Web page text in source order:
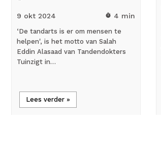
9 okt 2024 timer 4 min
‘De tandarts is er om mensen te
helpen', is het motto van Salah
Eddin Alasaad van Tandendokters
Tuinzigt in…
Lees verder »